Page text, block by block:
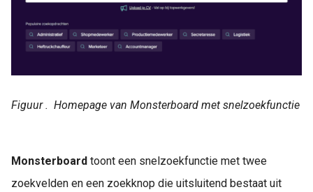
Figuur . Homepage van Monsterboard met snelzoekfunctie
Monsterboard toont een snelzoekfunctie met twee
zoekvelden en een zoekknop die uitsluitend bestaat uit